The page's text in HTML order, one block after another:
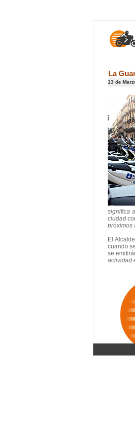
La
13 de
significa
ciudad
próximos
El
cuando
se
actividad